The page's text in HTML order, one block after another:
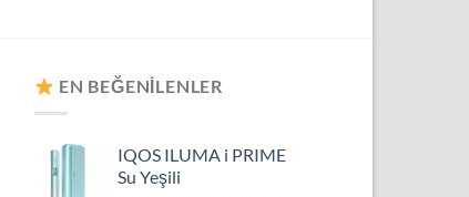
EN BEĞENILENLER
IQOS ILUMA i PRIME
Su Yeşili